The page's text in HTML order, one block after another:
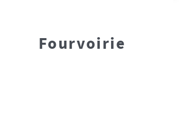
Fourvoirie